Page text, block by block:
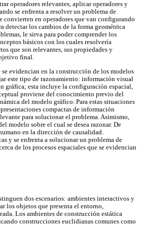
operadores relevantes, aplicar operadores y
se enfrenta a resolver un problema de
convierten en operadores que van configurando
los cambios de la forma geométrica
le sirva para poder comprender los
básicos con los cuales resolvería
que son relevantes, sus propiedades y
final.
evidencian en la construcción de los modelos
este tipo de razonamiento: información visual
gráfica; esta incluye la configuración espacial,
proviene del conocimiento previo del
del modelo gráfico. Para estas situaciones
compactas de información
para solucionar el problema. Asimismo,
modelo sobre el cual se desea razonar. De
en la dirección de causalidad.
y se enfrenta a solucionar un problema de
de los procesos espaciales que se evidencian
dos escenarios: ambientes interactivos y
los objetos que presenta el entorno,
Los ambientes de construcción estática
construcciones euclidianas comunes como